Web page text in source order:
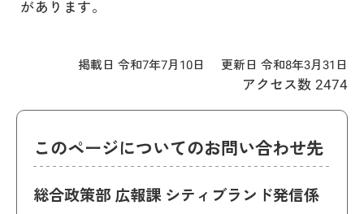
があります。
掲載日 令和7年7月10日 更新日 令和8年3月31日
アクセス数 2474
このページについてのお問い合わせ先
総合政策部 広報課 シティブランド発信係